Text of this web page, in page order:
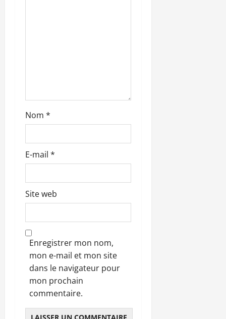
c
l
Nom *
E-mail *
Site web
Enregistrer mon nom,
mon e-mail et mon site
dans le navigateur pour
mon prochain
commentaire.